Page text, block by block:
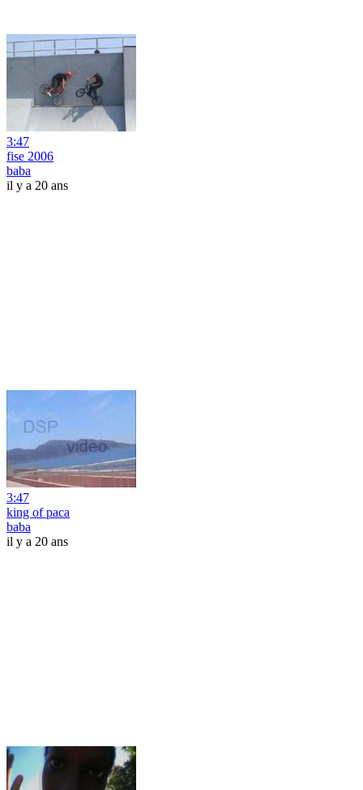
3:47
fise 2006
baba
il y a 20 ans
3:47
king of paca
baba
il y a 20 ans